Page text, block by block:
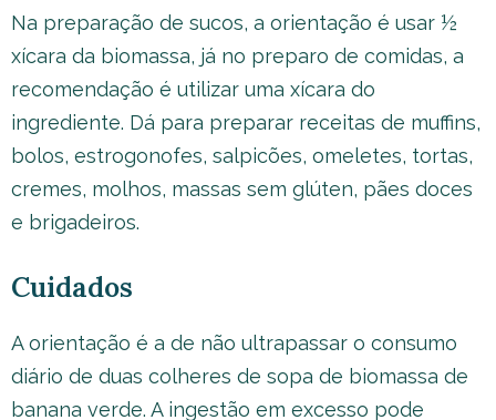
Na preparação de sucos, a orientação é usar ½
xícara da biomassa, já no preparo de comidas, a
recomendação é utilizar uma xícara do
ingrediente. Dá para preparar receitas de muffins,
bolos, estrogonofes, salpicões, omeletes, tortas,
cremes, molhos, massas sem glúten, pães doces
e brigadeiros.
Cuidados
A orientação é a de não ultrapassar o consumo
diário de duas colheres de sopa de biomassa de
banana verde. A ingestão em excesso pode